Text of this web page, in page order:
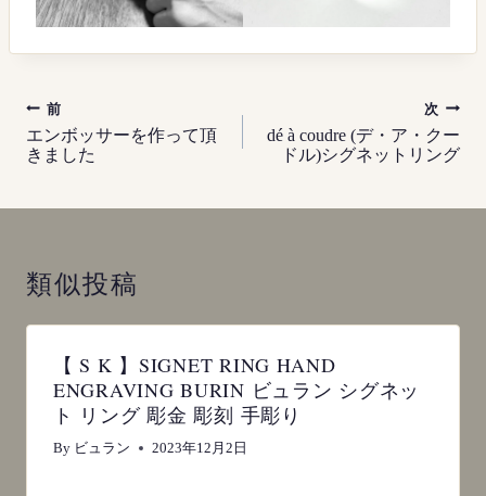
投
稿
ナ
シ
ョ
前
エンボッサーを作って頂
きました
次
dé à coudre (デ・ア・クー
ドル)シグネットリング
類似投稿
【 S K 】SIGNET RING HAND
ENGRAVING BURIN ビュラン シグネッ
ト リング 彫金 彫刻 手彫り
By ビュラン 2023年12月2日